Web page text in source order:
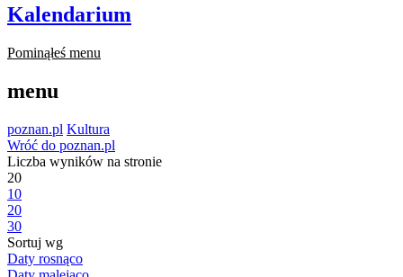
Kalendarium
Pominąłeś menu
menu
poznan.pl Kultura
Wróć do poznan.pl
Liczba wyników na stronie
20
10
20
30
Sortuj wg
Daty rosnąco